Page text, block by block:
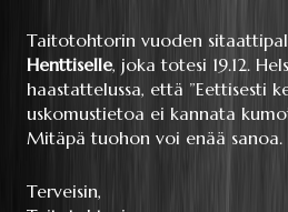
Taitotohtorin vuoden
Henttiselle, joka totesi 19.12.
haastattelussa, että ”Eettisesti
uskomustietoa ei kannata
Mitäpä tuohon voi enää sanoa.
Terveisin,